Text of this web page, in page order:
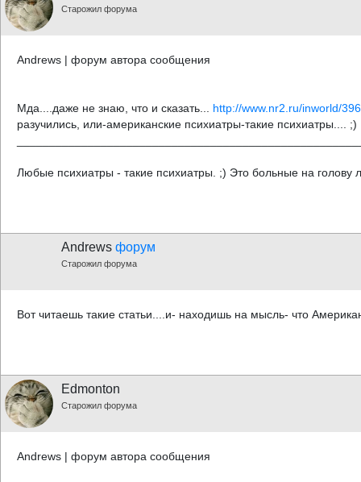
Старожил форума
Andrews | форум автора сообщения
Мда....даже не знаю, что и сказать... http://www.nr2.ru/inworld/
разучились, или-американские психиатры-такие психиатры.... ;)
Любые психиатры - такие психиатры. ;) Это больные на голову
Andrews форум
Старожил форума
Вот читаешь такие статьи....и- находишь на мысль- что
Edmonton
Старожил форума
Andrews | форум автора сообщения